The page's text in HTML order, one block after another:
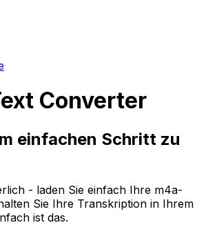
Converter
einfachen Schritt zu
- laden Sie einfach Ihre m4a-
Sie Ihre Transkription in Ihrem
ist das.